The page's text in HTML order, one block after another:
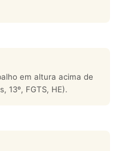
em altura acima de
13º, FGTS, HE).